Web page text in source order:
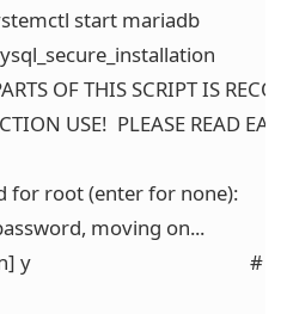
# 安装 MariaDB 数据库
# 初始化
OF THIS SCRIPT IS
USE!  PLEASE READ
(enter for none):	     	# 直接回车
moving on...
# 配置 root 密码